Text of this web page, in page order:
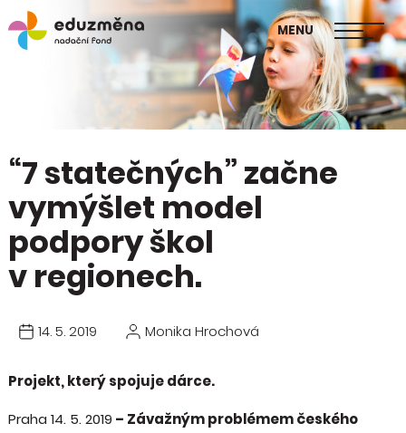
MENU
škol
Publikace Mapa změny
“7 statečných” začne
vymýšlet model
podpory škol
v regionech.
14. 5. 2019 Monika Hrochová
Projekt, který spojuje dárce.
Praha 14. 5. 2019 – Závažným problémem českého